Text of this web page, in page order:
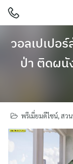
Skip
วอลเปเปอ
ป่า ติดผนั
พรีเมี่ยมดีไซน์,สว